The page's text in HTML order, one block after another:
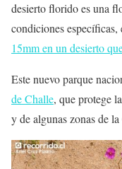
desierto florido es una
condiciones específicas,
15mm en un desierto
Este nuevo parque
de Challe, que protege
y de algunas zonas de